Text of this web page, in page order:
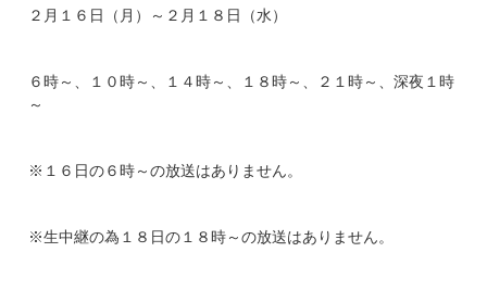
２月１６日（月）～２月１８日（水）
６時～、１０時～、１４時～、１８時～、２１時～、深夜１時
～
※１６日の６時～の放送はありません。
※生中継の為１８日の１８時～の放送はありません。